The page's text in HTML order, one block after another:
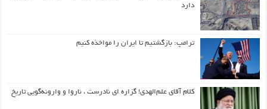
دارد
ترامپ: بازگشتیم تا ایران را مواخذه کنیم
کلام آقای علم‌الهدی! گزاره ای نادرست ، ناروا و وارونه‌گویی تاریخ